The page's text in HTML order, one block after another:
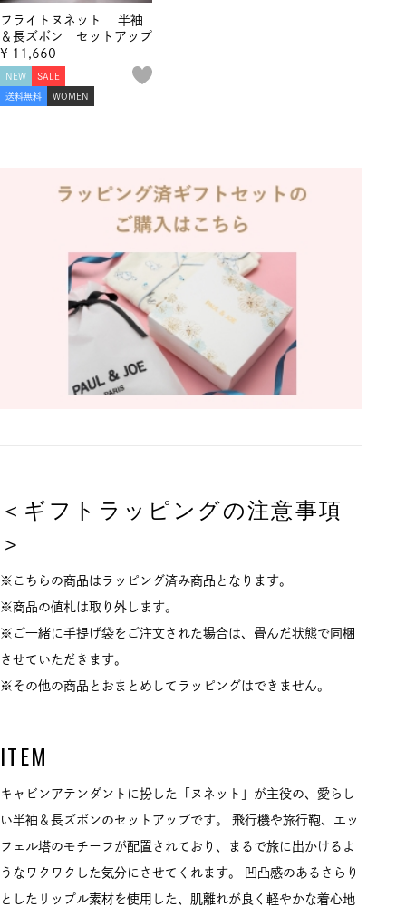
フライトヌネット 半袖
＆長ズボン セットアップ
NEW SALE
送料無料 WOMEN
¥ 11,660
＜ギフトラッピングの注意事項
＞
※こちらの商品はラッピング済み商品となります。
※商品の値札は取り外します。
※ご一緒に手提げ袋をご注文された場合は、畳んだ状態で同梱
させていただきます。
※その他の商品とおまとめしてラッピングはできません。
ITEM
キャビンアテンダントに扮した「ヌネット」が主役の、愛らし
い半袖＆長ズボンのセットアップです。 飛行機や旅行鞄、エッ
フェル塔のモチーフが配置されており、まるで旅に出かけるよ
うなワクワクした気分にさせてくれます。 凹凸感のあるさらり
としたリップル素材を使用した、肌離れが良く軽やかな着心地